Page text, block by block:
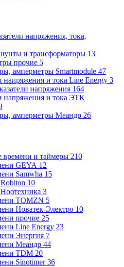
напряжения, тока,
и трансформаторы 13
прочие 5
амперметры Smartmodule 47
напряжения и тока Line Energy 3
напряжения 164
напряжения и тока ЭТК
амперметры Меандр 26
времени и таймеры 210
GEYA 12
Samwha 15
10
3
TOMZN 5
Новатек-Электро 10
прочие 25
Line Energy 23
Энергия 7
Меандр 44
TDM 20
Sinotimer 36